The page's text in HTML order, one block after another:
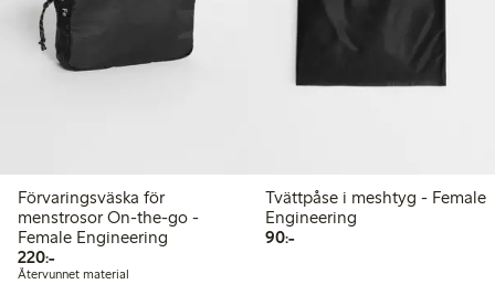
Förvaringsväska för
menstrosor On-the-go -
Female Engineering
220:-220,00 kr
Återvunnet material
Tvättpåse i meshtyg - Female
Engineering
90:-90,00 kr